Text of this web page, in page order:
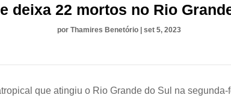
deixa 22 mortos no Rio
por Thamires Benetório | set 5, 2023
que atingiu o Rio Grande do Sul na segunda-